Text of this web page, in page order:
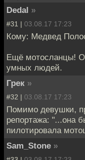
Dedal »
#31 | 03.08.17 17:23
Кому: Медвед
Ещё мотосланцы!
умных людей.
Грек »
#32 | 03.08.17 17:23
Помимо девушки,
репортажа: "...она
пилотировала
Sam_Stone »